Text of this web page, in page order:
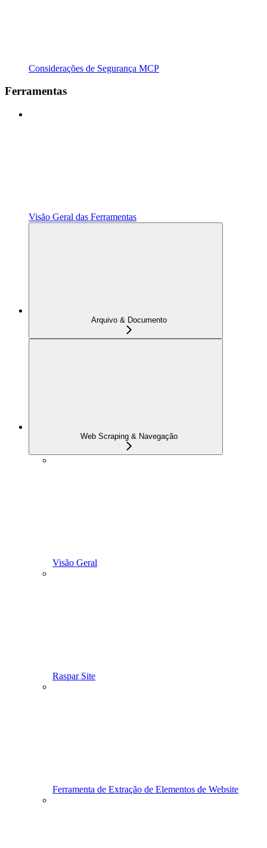
Considerações de Segurança MCP
Ferramentas
Visão Geral das Ferramentas
Arquivo & Documento
Web Scraping & Navegação
Visão Geral
Raspar Site
Ferramenta de Extração de Elementos de Website